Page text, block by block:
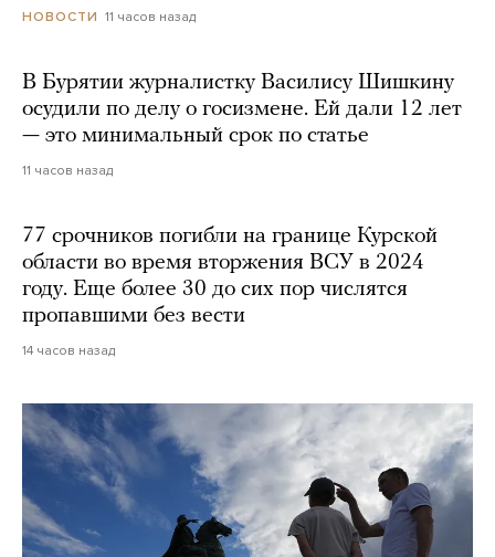
НОВОСТИ 11 часов назад
В Бурятии журналистку Василису Шишкину
осудили по делу о госизмене. Ей дали 12 лет
— это минимальный срок по статье
11 часов назад
77 срочников погибли на границе Курской
области во время вторжения ВСУ в 2024
году. Еще более 30 до сих пор числятся
пропавшими без вести
14 часов назад